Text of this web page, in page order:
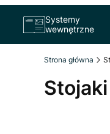
Systemy
wewnętrzne
Strona główna